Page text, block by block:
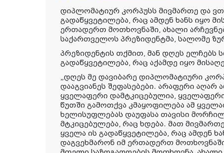
დიპლომატიურ კორპუსს მივმართე და
გადაწყვეტილება, რაც ამდენ ხანს იყო
ერთადერთ მოთხოვნაში, ახალი
საქართველოს პრეზიდენტმა, სალომე
პრეზიდენტის თქმით, მან დღეს ელჩებს
გადაწყვეტილება, რაც აქამდე იყო
„დღეს მე დავიბარე დიპლომატიური
დააგვიანეს შეფასებები. არაფერი აღარ
ყველაფერი დამტკიცებულია,
წუთში გამოთქვა კმაყოფილება ამ
ხელისუფლებას დაუფასა თავისი
მტკიცებულება, რაც ხდება. მათ
ყველა ის გადაწყვეტილება, რაც ამდენ
დაგვეხმარონ იმ ერთადერთ